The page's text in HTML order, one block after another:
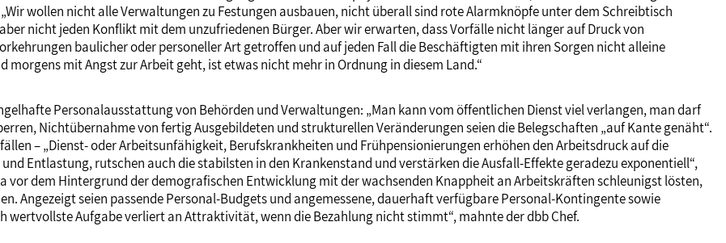
wollen nicht alle Verwaltungen zu Festungen ausbauen, nicht überall sind rote Alarmknöpfe unter dem Schreibtisch
nicht jeden Konflikt mit dem unzufriedenen Bürger. Aber wir erwarten, dass Vorfälle nicht länger auf Druck von
baulicher oder personeller Art getroffen und auf jeden Fall die Beschäftigten mit ihren Sorgen nicht alleine
morgens mit Angst zur Arbeit geht, ist etwas nicht mehr in Ordnung in diesem Land.“
Personalausstattung von Behörden und Verwaltungen: „Man kann vom öffentlichen Dienst viel verlangen, man darf
Nichtübernahme von fertig Ausgebildeten und strukturellen Veränderungen seien die Belegschaften „auf Kante genäht“.
– „Dienst- oder Arbeitsunfähigkeit, Berufskrankheiten und Frühpensionierungen erhöhen den Arbeitsdruck auf die
Entlastung, rutschen auch die stabilsten in den Krankenstand und verstärken die Ausfall-Effekte geradezu exponentiell“,
vor dem Hintergrund der demografischen Entwicklung mit der wachsenden Knappheit an Arbeitskräften schleunigst lösten,
Angezeigt seien passende Personal-Budgets und angemessene, dauerhaft verfügbare Personal-Kontingente sowie
Aufgabe verliert an Attraktivität, wenn die Bezahlung nicht stimmt“, mahnte der dbb Chef.